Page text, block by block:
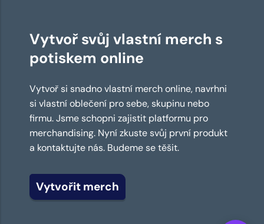
Vytvoř svůj vlastní merch s
potiskem online
Vytvoř si snadno vlastní merch online, navrhni
si vlastní oblečení pro sebe, skupinu nebo
firmu. Jsme schopni zajistit platformu pro
merchandising. Nyní zkuste svůj první produkt
a kontaktujte nás. Budeme se těšit.
Vytvořit merch